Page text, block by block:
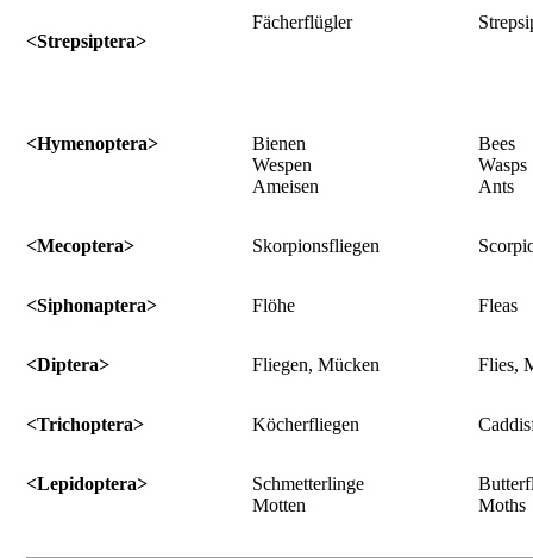
<Strepsiptera>
Fächerflügler
<Hymenoptera>
Bienen
Wespen
Ameisen
Bees
Wasps
Ants
<Mecoptera> Skorpionsfliegen
<Siphonaptera> Flöhe Fleas
<Diptera> Fliegen, Mücken Flies,
<Trichoptera> Köcherfliegen
<Lepidoptera>
Schmetterlinge
Motten
Moths